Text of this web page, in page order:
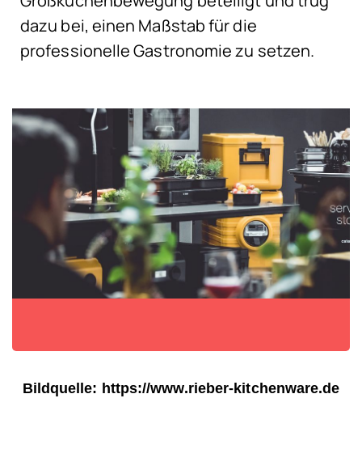
dazu bei, einen Maßstab für die
professionelle Gastronomie zu setzen.
Bildquelle: https://www.rieber-kitchenware.de